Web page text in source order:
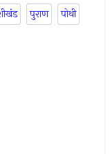
पुराण पोथी